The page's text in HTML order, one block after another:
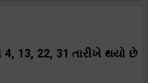
13, 22, 31 તારીખે થયો છે